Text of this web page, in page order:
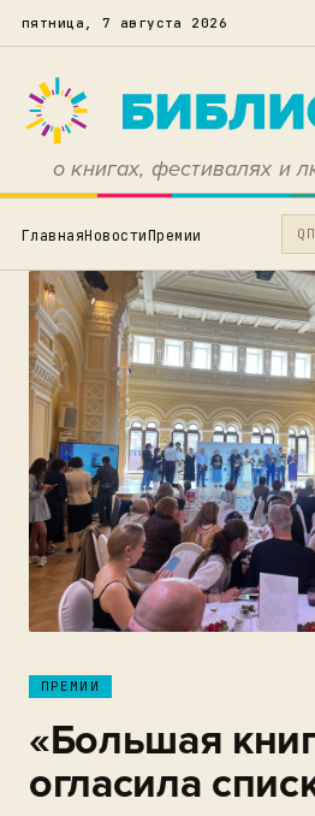
пятница, 7 августа 2026
о книгах, фестивалях и
ГлавнаяНовостиПремии Q
ПРЕМИИ
«Большая
огласила